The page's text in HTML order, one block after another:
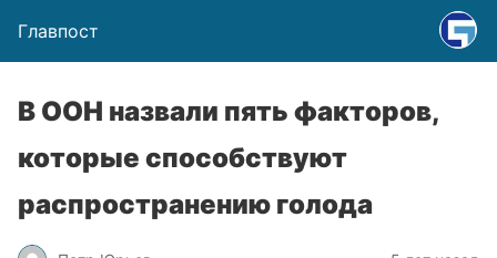
Главпост
В ООН назвали пять факторов,
которые способствуют
распространению голода